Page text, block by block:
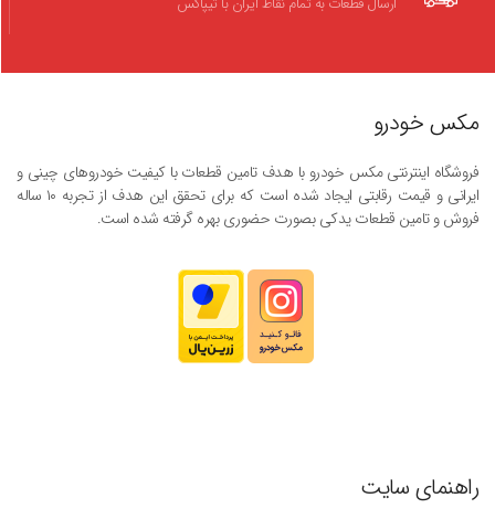
مکس خودرو
فروشگاه اینترنتی مکس خودرو با هدف تامین قطعات با کیفیت خودروهای چینی و
ایرانی و قیمت رقابتی ایجاد شده است که برای تحقق این هدف از تجربه ۱۰ ساله
فروش و تامین قطعات یدکی بصورت حضوری بهره گرفته شده است.
راهنمای سایت